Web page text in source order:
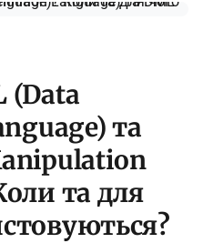
(Data
та
та для